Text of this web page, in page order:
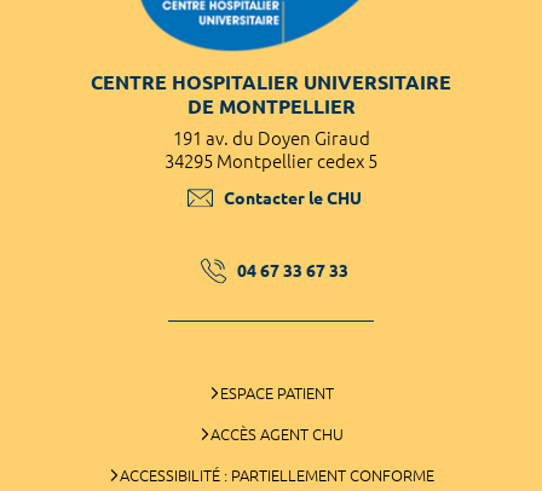
CENTRE HOSPITALIER UNIVERSITAIRE
DE MONTPELLIER
191 av. du Doyen Giraud
34295 Montpellier cedex 5
Contacter le CHU
04 67 33 67 33
ESPACE PATIENT
ACCÈS AGENT CHU
ACCESSIBILITÉ : PARTIELLEMENT CONFORME